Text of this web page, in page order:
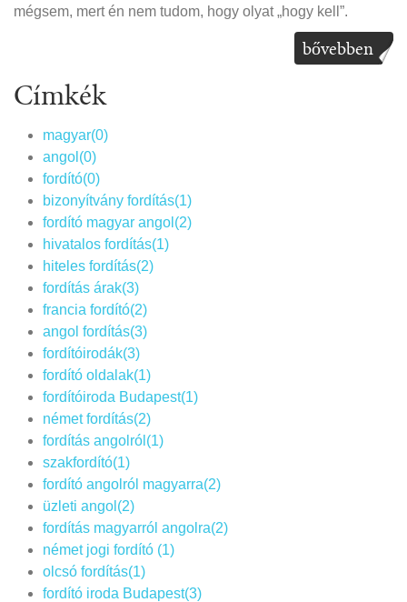
mégsem, mert én nem tudom, hogy olyat „hogy kell”.
bővebben
Címkék
magyar(0)
angol(0)
fordító(0)
bizonyítvány fordítás(1)
fordító magyar angol(2)
hivatalos fordítás(1)
hiteles fordítás(2)
fordítás árak(3)
francia fordító(2)
angol fordítás(3)
fordítóirodák(3)
fordító oldalak(1)
fordítóiroda Budapest(1)
német fordítás(2)
fordítás angolról(1)
szakfordító(1)
fordító angolról magyarra(2)
üzleti angol(2)
fordítás magyarról angolra(2)
német jogi fordító (1)
olcsó fordítás(1)
fordító iroda Budapest(3)